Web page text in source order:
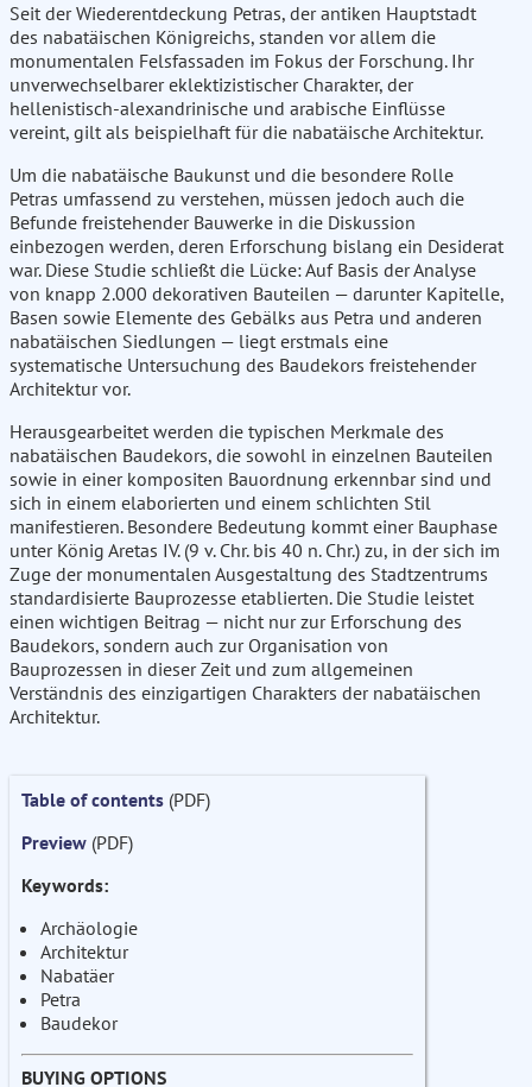
Seit der Wiederentdeckung Petras, der antiken Hauptstadt
des nabatäischen Königreichs, standen vor allem die
monumentalen Felsfassaden im Fokus der Forschung. Ihr
unverwechselbarer eklektizistischer Charakter, der
hellenistisch-alexandrinische und arabische Einflüsse
vereint, gilt als beispielhaft für die nabatäische Architektur.
Um die nabatäische Baukunst und die besondere Rolle
Petras umfassend zu verstehen, müssen jedoch auch die
Befunde freistehender Bauwerke in die Diskussion
einbezogen werden, deren Erforschung bislang ein Desiderat
war. Diese Studie schließt die Lücke: Auf Basis der Analyse
von knapp 2.000 dekorativen Bauteilen — darunter Kapitelle,
Basen sowie Elemente des Gebälks aus Petra und anderen
nabatäischen Siedlungen — liegt erstmals eine
systematische Untersuchung des Baudekors freistehender
Architektur vor.
Herausgearbeitet werden die typischen Merkmale des
nabatäischen Baudekors, die sowohl in einzelnen Bauteilen
sowie in einer kompositen Bauordnung erkennbar sind und
sich in einem elaborierten und einem schlichten Stil
manifestieren. Besondere Bedeutung kommt einer Bauphase
unter König Aretas IV. (9 v. Chr. bis 40 n. Chr.) zu, in der sich im
Zuge der monumentalen Ausgestaltung des Stadtzentrums
standardisierte Bauprozesse etablierten. Die Studie leistet
einen wichtigen Beitrag — nicht nur zur Erforschung des
Baudekors, sondern auch zur Organisation von
Bauprozessen in dieser Zeit und zum allgemeinen
Verständnis des einzigartigen Charakters der nabatäischen
Architektur.
Table of contents (PDF)
Preview (PDF)
Keywords:
Archäologie
Architektur
Nabatäer
Petra
Baudekor
BUYING OPTIONS